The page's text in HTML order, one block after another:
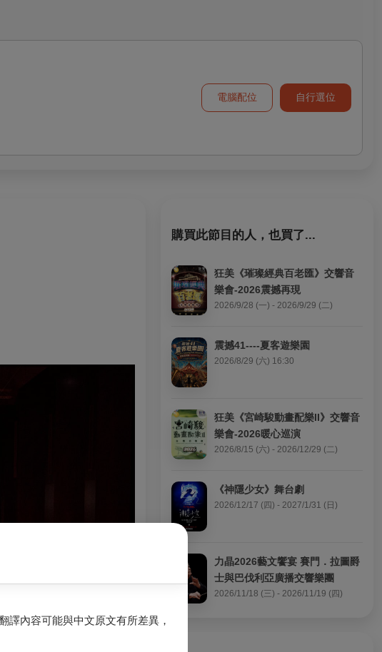
譯內容可能與中文原文有所差異，
電腦配位 自行選位
購買此節目的人，也買了...
狂美《璀璨經典百老匯》交響音
樂會-2026震撼再現
2026/9/28 (一) - 2026/9/29 (二)
震撼41----夏客遊樂園
2026/8/29 (六) 16:30
狂美《宮崎駿動畫配樂II》交響音
樂會-2026暖心巡演
2026/8/15 (六) - 2026/12/29 (二)
《神隱少女》舞台劇
2026/12/17 (四) - 2027/1/31 (日)
力晶2026藝文饗宴 賽門．拉圖爵
士與巴伐利亞廣播交響樂團
2026/11/18 (三) - 2026/11/19 (四)